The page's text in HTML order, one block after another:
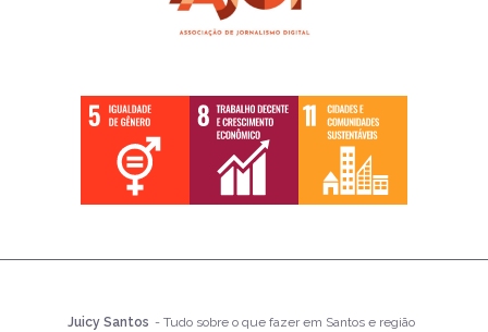
Juicy Santos - Tudo sobre o que fazer em Santos e região